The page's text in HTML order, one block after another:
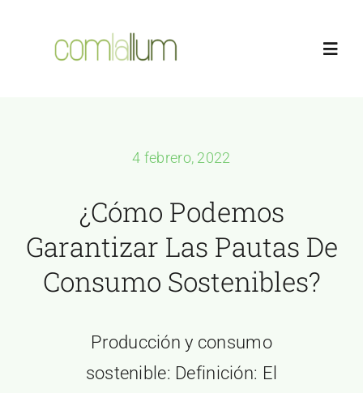
contenido
Clientes
4 febrero, 2022
¿Cómo Podemos
Garantizar Las Pautas De
Consumo Sostenibles?
Producción y consumo
sostenible: Definición: El